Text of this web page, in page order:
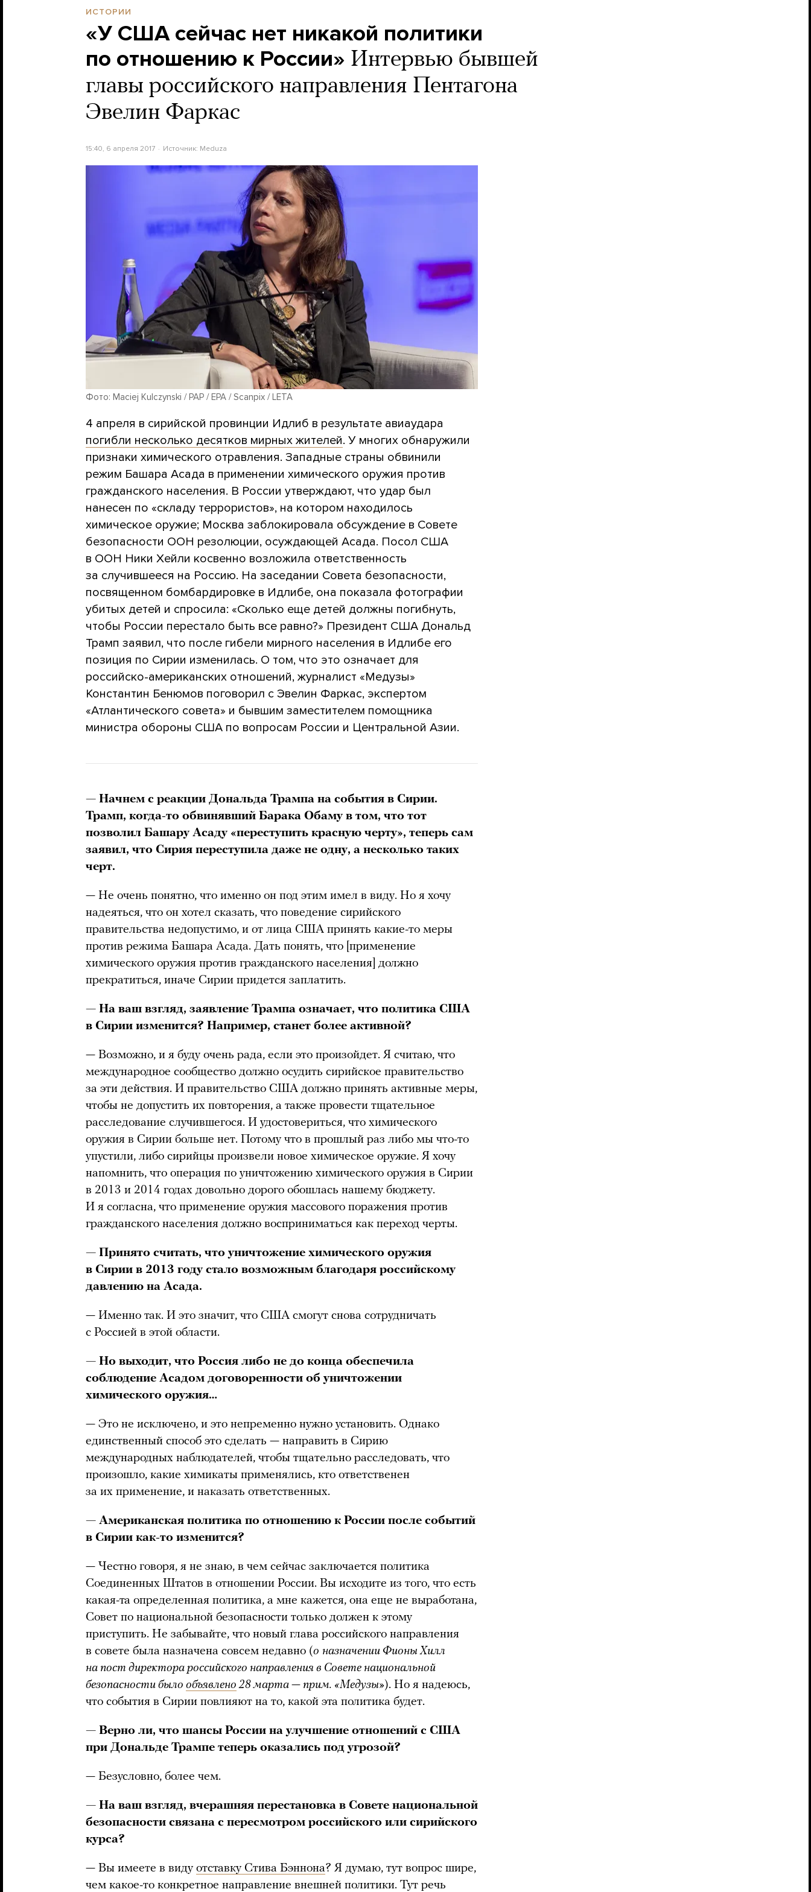
ИСТОРИИ
«У США сейчас нет никакой политики
по отношению к России» Интервью бывшей
главы российского направления Пентагона
Эвелин Фаркас
15:40, 6 апреля 2017 Источник: Meduza
Фото: Maciej Kulczynski / PAP / EPA / Scanpix / LETA
4 апреля в сирийской провинции Идлиб в результате авиаудара
погибли несколько десятков мирных жителей. У многих обнаружили
признаки химического отравления. Западные страны обвинили
режим Башара Асада в применении химического оружия против
гражданского населения. В России утверждают, что удар был
нанесен по «складу террористов», на котором находилось
химическое оружие; Москва заблокировала обсуждение в Совете
безопасности ООН резолюции, осуждающей Асада. Посол США
в ООН Ники Хейли косвенно возложила ответственность
за случившееся на Россию. На заседании Совета безопасности,
посвященном бомбардировке в Идлибе, она показала фотографии
убитых детей и спросила: «Сколько еще детей должны погибнуть,
чтобы России перестало быть все равно?» Президент США Дональд
Трамп заявил, что после гибели мирного населения в Идлибе его
позиция по Сирии изменилась. О том, что это означает для
российско-американских отношений, журналист «Медузы»
Константин Бенюмов поговорил с Эвелин Фаркас, экспертом
«Атлантического совета» и бывшим заместителем помощника
министра обороны США по вопросам России и Центральной Азии.
— Начнем с реакции Дональда Трампа на события в Сирии.
Трамп, когда-то обвинявший Барака Обаму в том, что тот
позволил Башару Асаду «переступить красную черту», теперь сам
заявил, что Сирия переступила даже не одну, а несколько таких
черт.
— Не очень понятно, что именно он под этим имел в виду. Но я хочу
надеяться, что он хотел сказать, что поведение сирийского
правительства недопустимо, и от лица США принять какие-то меры
против режима Башара Асада. Дать понять, что [применение
химического оружия против гражданского населения] должно
прекратиться, иначе Сирии придется заплатить.
— На ваш взгляд, заявление Трампа означает, что политика США
в Сирии изменится? Например, станет более активной?
— Возможно, и я буду очень рада, если это произойдет. Я считаю, что
международное сообщество должно осудить сирийское правительство
за эти действия. И правительство США должно принять активные меры,
чтобы не допустить их повторения, а также провести тщательное
расследование случившегося. И удостовериться, что химического
оружия в Сирии больше нет. Потому что в прошлый раз либо мы что-то
упустили, либо сирийцы произвели новое химическое оружие. Я хочу
напомнить, что операция по уничтожению химического оружия в Сирии
в 2013 и 2014 годах довольно дорого обошлась нашему бюджету.
И я согласна, что применение оружия массового поражения против
гражданского населения должно восприниматься как переход черты.
— Принято считать, что уничтожение химического оружия
в Сирии в 2013 году стало возможным благодаря российскому
давлению на Асада.
— Именно так. И это значит, что США смогут снова сотрудничать
с Россией в этой области.
— Но выходит, что Россия либо не до конца обеспечила
соблюдение Асадом договоренности об уничтожении
химического оружия…
— Это не исключено, и это непременно нужно установить. Однако
единственный способ это сделать — направить в Сирию
международных наблюдателей, чтобы тщательно расследовать, что
произошло, какие химикаты применялись, кто ответственен
за их применение, и наказать ответственных.
— Американская политика по отношению к России после событий
в Сирии как-то изменится?
— Честно говоря, я не знаю, в чем сейчас заключается политика
Соединенных Штатов в отношении России. Вы исходите из того, что есть
какая-та определенная политика, а мне кажется, она еще не выработана,
Совет по национальной безопасности только должен к этому
приступить. Не забывайте, что новый глава российского направления
в совете была назначена совсем недавно (о назначении Фионы Хилл
на пост директора российского направления в Совете национальной
безопасности было объявлено 28 марта — прим. «Медузы»). Но я надеюсь,
что события в Сирии повлияют на то, какой эта политика будет.
— Верно ли, что шансы России на улучшение отношений с США
при Дональде Трампе теперь оказались под угрозой?
— Безусловно, более чем.
— На ваш взгляд, вчерашняя перестановка в Совете национальной
безопасности связана с пересмотром российского или сирийского
курса?
— Вы имеете в виду отставку Стива Бэннона? Я думаю, тут вопрос шире,
чем какое-то конкретное направление внешней политики. Тут речь